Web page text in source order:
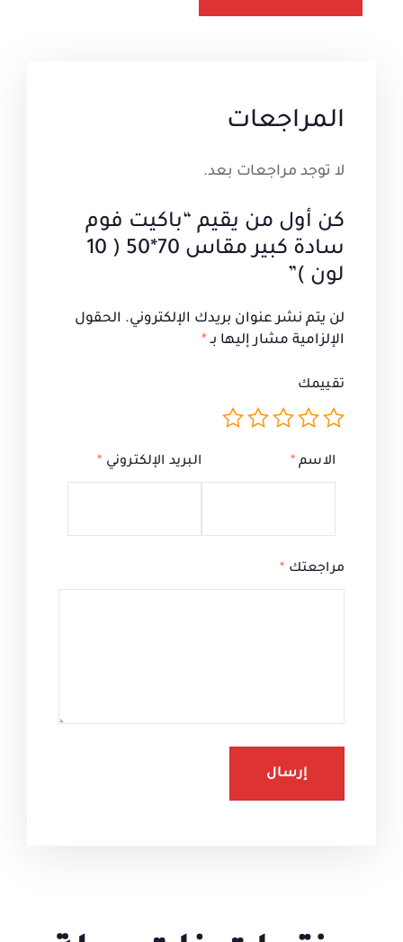
المراجعات
لا توجد مراجعات بعد.
كن أول من يقيم “باكيت فوم
سادة كبير مقاس 70*50 ( 10
لون )”
لن يتم نشر عنوان بريدك الإلكتروني. الحقول
الإلزامية مشار إليها بـ *
تقييمك
مراجعتك *
الاسم* البريد الإلكتروني *